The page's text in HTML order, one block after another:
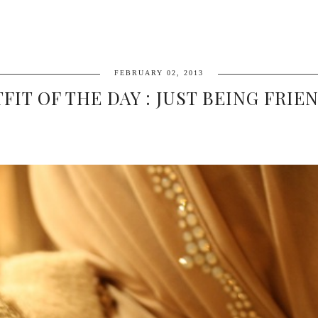
FEBRUARY 02, 2013
OF THE DAY : JUST BEING